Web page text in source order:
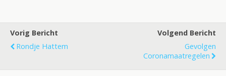
Vorig Bericht
Rondje Hattem
Volgend Bericht
Gevolgen
Coronamaatregelen